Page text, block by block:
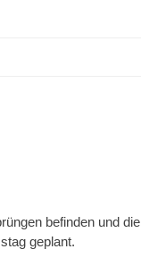
befinden und die
geplant.